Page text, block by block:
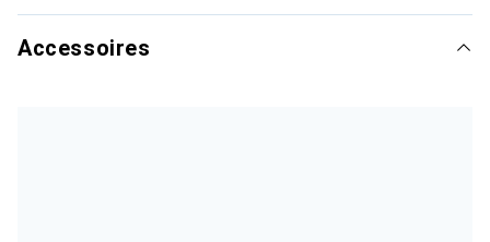
Accessoires